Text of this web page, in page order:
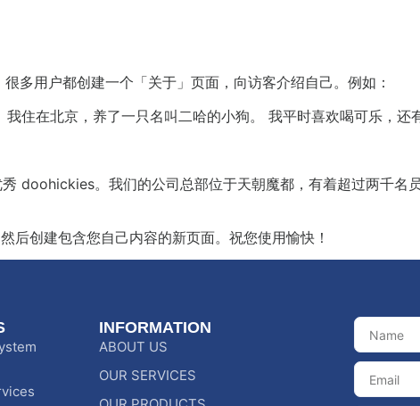
多用户都创建一个「关于」页面，向访客介绍自己。例如：
住在北京，养了一只名叫二哈的小狗。 我平时喜欢喝可乐，还
doohickies。我们的公司总部位于天朝魔都，有着超过两千名
后创建包含您自己内容的新页面。祝您使用愉快！
INFORMATION
ABOUT US
OUR SERVICES